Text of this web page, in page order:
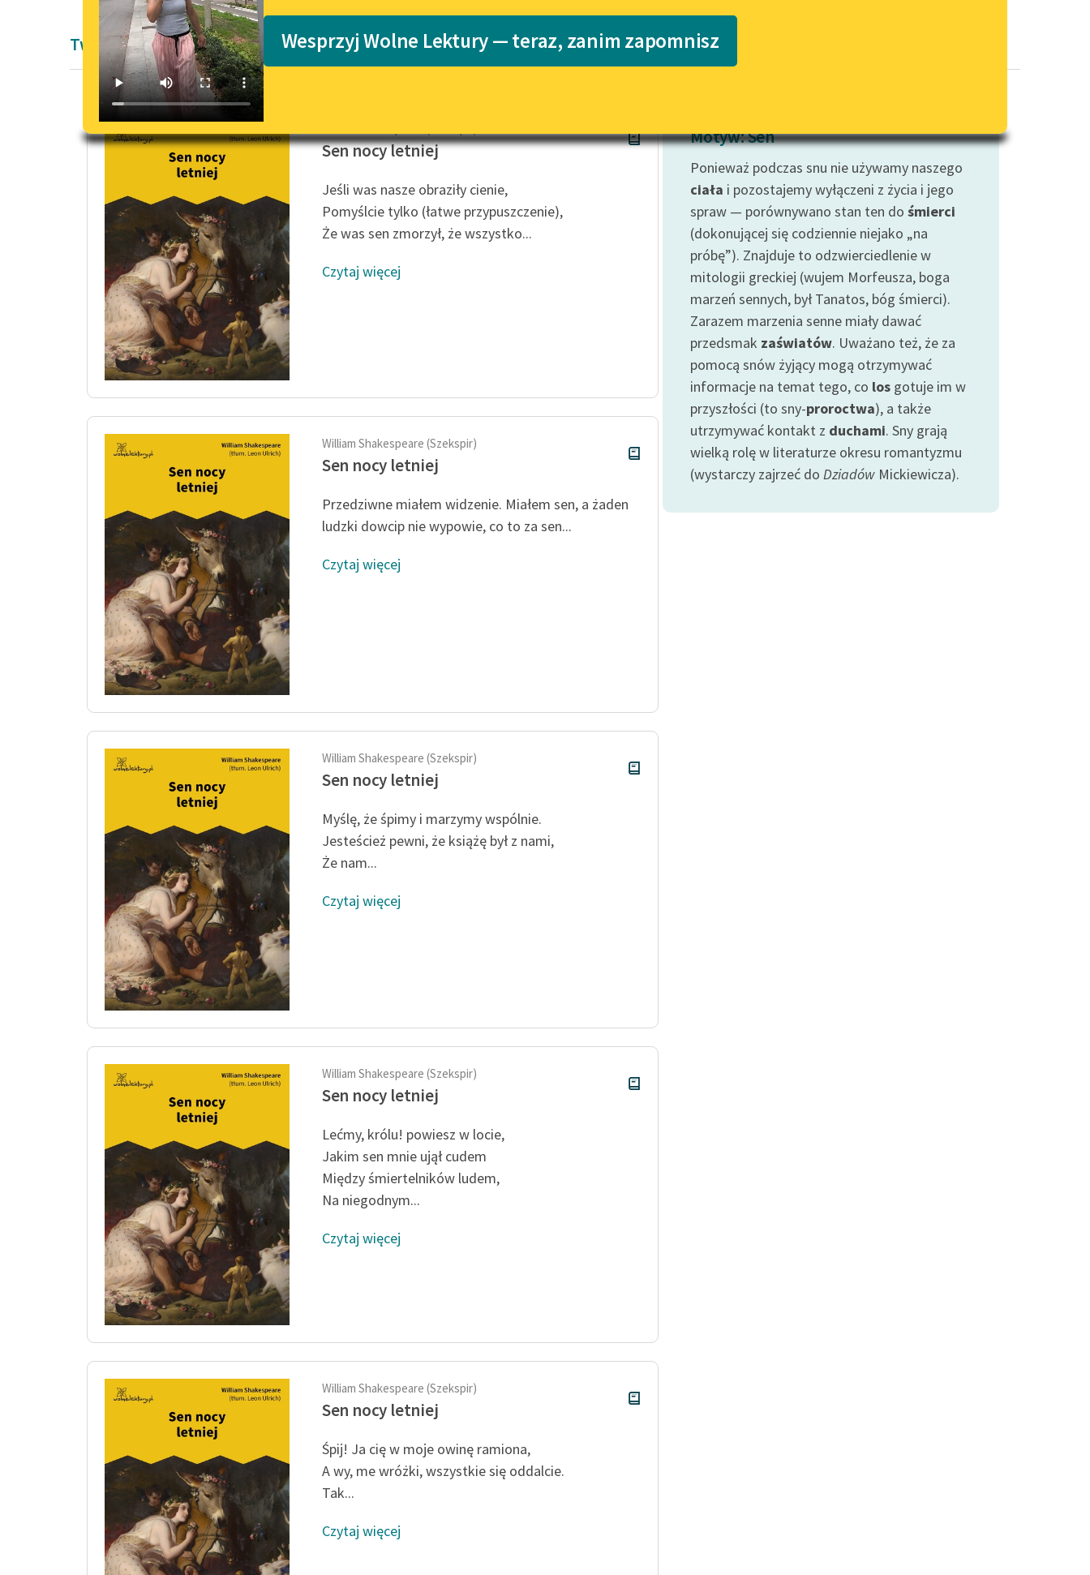
niepełnosprawnościami
literatury do słuchania dla
uczennic i uczniów z
niepełnosprawnościami
Feministyczne inspiracje.
Szkoła Poezji Wolnych Lektur
Katalog
Katalog w formacie PDF
wrażliwych
Deklaracja dostępności
Wesprzyj Wolne Lektury — teraz, zanim zapomnisz
Twórczość dramatyczna
Sen nocy letniej
Jeśli was nasze obraziły cienie,
Pomyślcie tylko (łatwe przypuszczenie),
Że was sen zmorzył, że wszystko...
Czytaj więcej
William Shakespeare (Szekspir)
Sen nocy letniej
Przedziwne miałem widzenie. Miałem sen, a żaden
ludzki dowcip nie wypowie, co to za sen...
Czytaj więcej
William Shakespeare (Szekspir)
Sen nocy letniej
Myślę, że śpimy i marzymy wspólnie.
Jesteścież pewni, że książę był z nami,
Że nam...
Czytaj więcej
William Shakespeare (Szekspir)
Sen nocy letniej
Lećmy, królu! powiesz w locie,
Jakim sen mnie ujął cudem
Między śmiertelników ludem,
Na niegodnym...
Czytaj więcej
William Shakespeare (Szekspir)
Sen nocy letniej
Śpij! Ja cię w moje owinę ramiona,
A wy, me wróżki, wszystkie się oddalcie.
Tak...
Czytaj więcej
Motyw: Sen
Ponieważ podczas snu nie używamy naszego
ciała i pozostajemy wyłączeni z życia i jego
spraw — porównywano stan ten do śmierci
(dokonującej się codziennie niejako „na
próbę”). Znajduje to odzwierciedlenie w
mitologii greckiej (wujem Morfeusza, boga
marzeń sennych, był Tanatos, bóg śmierci).
Zarazem marzenia senne miały dawać
przedsmak zaświatów. Uważano też, że za
pomocą snów żyjący mogą otrzymywać
informacje na temat tego, co los gotuje im w
przyszłości (to sny-proroctwa), a także
utrzymywać kontakt z duchami. Sny grają
wielką rolę w literaturze okresu romantyzmu
(wystarczy zajrzeć do Dziadów Mickiewicza).